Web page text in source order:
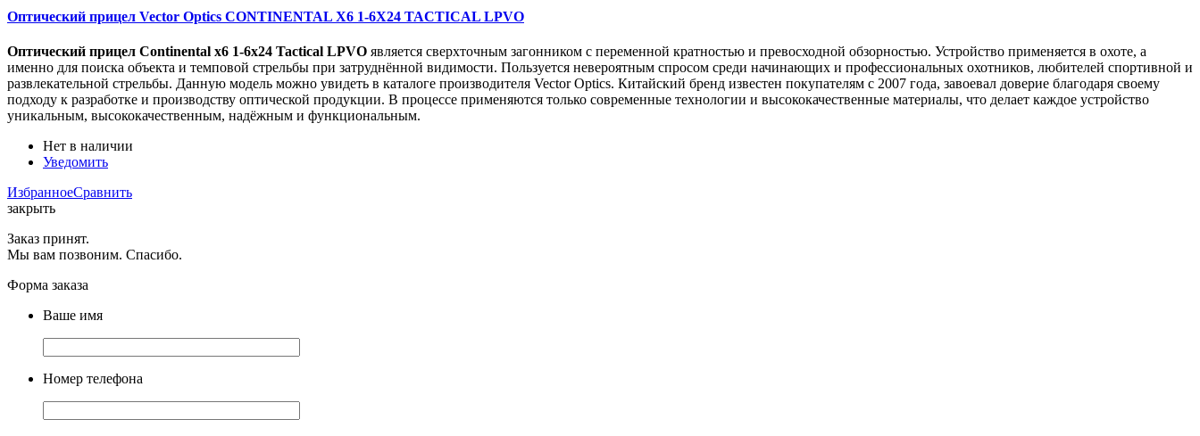
Оптический прицел Vector Optics CONTINENTAL X6 1-6X24 TACTICAL LPVO
Оптический прицел Continental x6 1-6x24 Tactical LPVO является сверхточным загонником с переменной кратностью и превосходной обзорностью. Устройство применяется в охоте, а
именно для поиска объекта и темповой стрельбы при затруднённой видимости. Пользуется невероятным спросом среди начинающих и профессиональных охотников, любителей спортивной и
развлекательной стрельбы. Данную модель можно увидеть в каталоге производителя Vector Optics. Китайский бренд известен покупателям с 2007 года, завоевал доверие благодаря своему
подходу к разработке и производству оптической продукции. В процессе применяются только современные технологии и высококачественные материалы, что делает каждое устройство
уникальным, высококачественным, надёжным и функциональным.
Нет в наличии
Уведомить
ИзбранноеСравнить
закрыть
Заказ принят.
Мы вам позвоним. Спасибо.
Форма заказа
Ваше имя
Номер телефона